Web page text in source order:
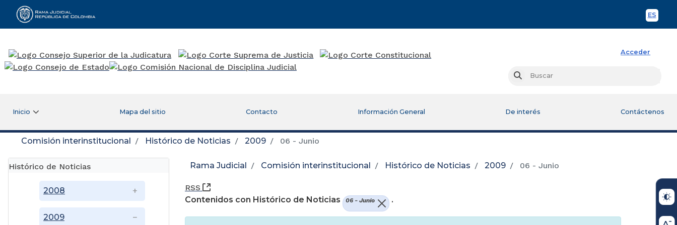
ES
Rama Judicial
Acceder
Buscar
Inicio Mapa del sitio Contacto Información General De interés Contáctenos
Comisión interinstitucional Histórico de Noticias 2009 06 - Junio
Histórico de Noticias
2008
2009
Rama Judicial Comisión interinstitucional Histórico de Noticias 2009 06 - Junio
RSS
(Abre una nueva ventana)
Contenidos con Histórico de Noticias
06 - Junio .